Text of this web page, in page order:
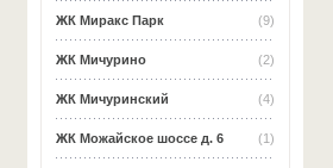
(9)
ЖК Миракс Парк
(2)
ЖК Мичурино
(4)
ЖК Мичуринский
(1)
ЖК Можайское шоссе д. 6